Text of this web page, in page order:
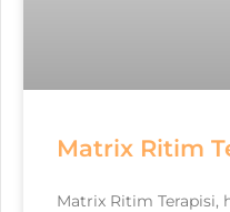
Matrix Ritim
Matrix Ritim Terapisi,